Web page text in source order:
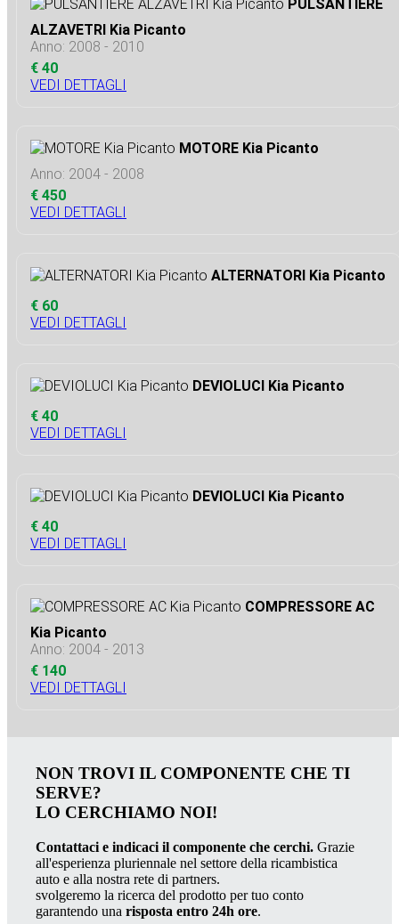
PULSANTIERE
ALZAVETRI Kia Picanto
Anno: 2008 - 2010
€ 40
VEDI DETTAGLI
MOTORE Kia Picanto
Anno: 2004 - 2008
€ 450
VEDI DETTAGLI
ALTERNATORI Kia Picanto
€ 60
VEDI DETTAGLI
DEVIOLUCI Kia Picanto
€ 40
VEDI DETTAGLI
DEVIOLUCI Kia Picanto
€ 40
VEDI DETTAGLI
COMPRESSORE AC
Kia Picanto
Anno: 2004 - 2013
€ 140
VEDI DETTAGLI
NON TROVI IL COMPONENTE CHE TI
SERVE?
LO CERCHIAMO NOI!
Contattaci e indicaci il componente che cerchi. Grazie
all'esperienza pluriennale nel settore della ricambistica
auto e alla nostra rete di partners.
svolgeremo la ricerca del prodotto per tuo conto
garantendo una risposta entro 24h ore.